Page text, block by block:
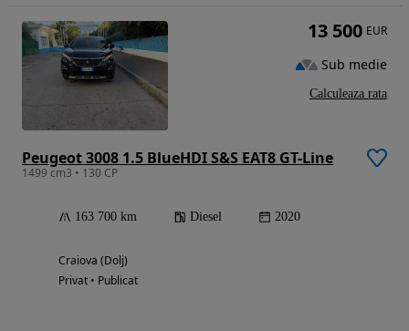
Peugeot 3008 1.5 BlueHDI S&S EAT8 GT-Line
1499 cm3 • 130 CP
163 700 km Diesel 2020
Craiova (Dolj)
Privat • Publicat
13 500 EUR
Sub medie
Calculeaza rata